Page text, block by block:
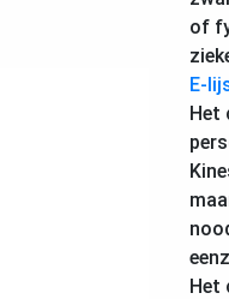
of
E-
Het
Het